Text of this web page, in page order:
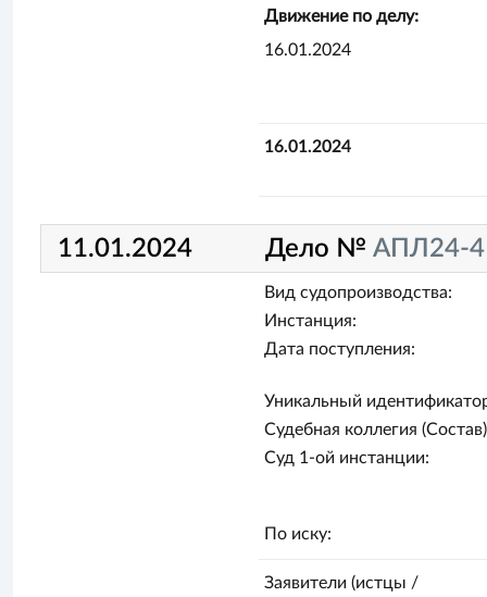
Движение по делу:
16.01.2024
16.01.2024
11.01.2024 Дело № АПЛ24-4
Вид судопроизводства:
Инстанция:
Дата поступления:
Уникальный
Судебная коллегия
Суд 1-ой инстанции:
По иску:
Заявители (истцы /